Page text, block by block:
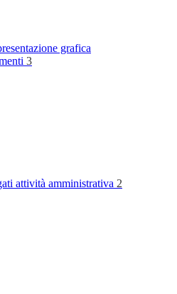
grafica
3
attività amministrativa 2